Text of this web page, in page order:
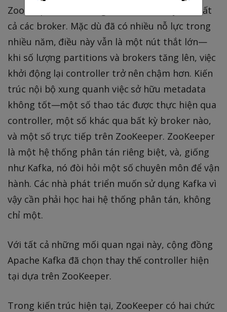
ZooKeeper và sau đó gửi metadata này đến tất
cả các broker. Mặc dù đã có nhiều nỗ lực trong
nhiều năm, điều này vẫn là một nút thắt lớn—
khi số lượng partitions và brokers tăng lên, việc
khởi động lại controller trở nên chậm hơn. Kiến
trúc nội bộ xung quanh việc sở hữu metadata
không tốt—một số thao tác được thực hiện qua
controller, một số khác qua bất kỳ broker nào,
và một số trực tiếp trên ZooKeeper. ZooKeeper
là một hệ thống phân tán riêng biệt, và, giống
như Kafka, nó đòi hỏi một số chuyên môn để vận
hành. Các nhà phát triển muốn sử dụng Kafka vì
vậy cần phải học hai hệ thống phân tán, không
chỉ một.
Với tất cả những mối quan ngại này, cộng đồng
Apache Kafka đã chọn thay thế controller hiện
tại dựa trên ZooKeeper.
Trong kiến trúc hiện tại, ZooKeeper có hai chức